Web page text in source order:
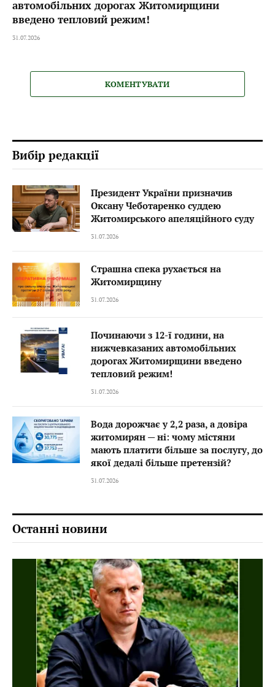
автомобільних дорогах Житомирщини
введено тепловий режим!
31.07.2026
КОМЕНТУВАТИ
Вибір редакції
Президент України призначив
Оксану Чеботаренко суддею
Житомирського апеляційного суду
31.07.2026
Страшна спека рухається на
Житомирщину
31.07.2026
Починаючи з 12-ї години, на
нижчевказаних автомобільних
дорогах Житомирщини введено
тепловий режим!
31.07.2026
Вода дорожчає у 2,2 раза, а довіра
житомирян — ні: чому містяни
мають платити більше за послугу, до
якої дедалі більше претензій?
31.07.2026
Останні новини